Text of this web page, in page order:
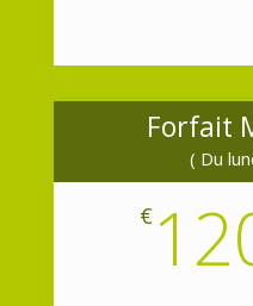
Forfait
( Du
€